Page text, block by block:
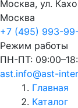
Москва, ул.
Москва
+7 (495) 993-
Режим работы
ПН-ПТ:
ast.info@ast-
Главная
Каталог